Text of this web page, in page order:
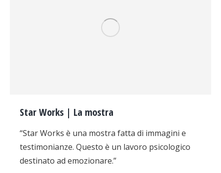
Star Works | La mostra
“Star Works è una mostra fatta di immagini e
testimonianze. Questo è un lavoro psicologico
destinato ad emozionare.”